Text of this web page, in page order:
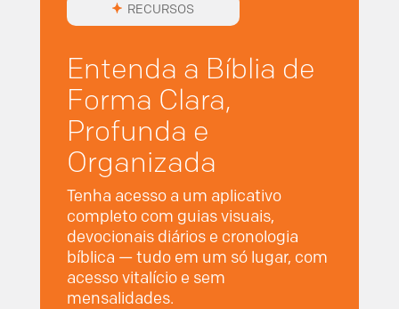
RECURSOS
Entenda a Bíblia de
Forma Clara,
Profunda e
Organizada
Tenha acesso a um aplicativo
completo com guias visuais,
devocionais diários e cronologia
bíblica — tudo em um só lugar, com
acesso vitalício e sem
mensalidades.